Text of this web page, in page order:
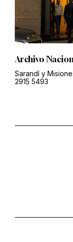
Archivo
Sarandí y
2915 5493